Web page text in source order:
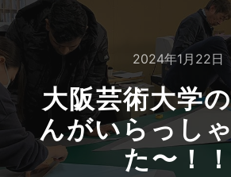
2024年1月22日
大阪芸術大学
んがいらっし
た〜！！